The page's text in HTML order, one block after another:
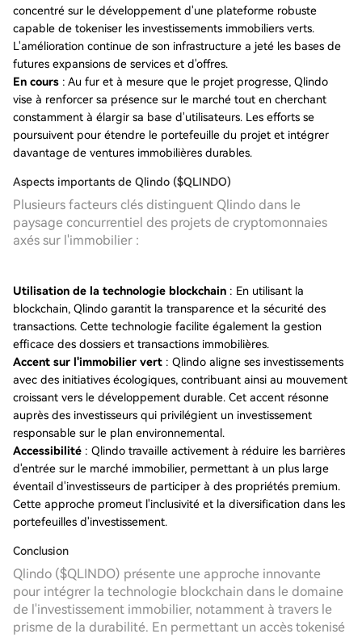
concentré sur le développement d'une plateforme robuste
capable de tokeniser les investissements immobiliers verts.
L'amélioration continue de son infrastructure a jeté les bases de
futures expansions de services et d'offres.
En cours : Au fur et à mesure que le projet progresse, Qlindo
vise à renforcer sa présence sur le marché tout en cherchant
constamment à élargir sa base d'utilisateurs. Les efforts se
poursuivent pour étendre le portefeuille du projet et intégrer
davantage de ventures immobilières durables.
Aspects importants de Qlindo ($QLINDO)
Plusieurs facteurs clés distinguent Qlindo dans le
paysage concurrentiel des projets de cryptomonnaies
axés sur l'immobilier :
Utilisation de la technologie blockchain : En utilisant la
blockchain, Qlindo garantit la transparence et la sécurité des
transactions. Cette technologie facilite également la gestion
efficace des dossiers et transactions immobilières.
Accent sur l'immobilier vert : Qlindo aligne ses investissements
avec des initiatives écologiques, contribuant ainsi au mouvement
croissant vers le développement durable. Cet accent résonne
auprès des investisseurs qui privilégient un investissement
responsable sur le plan environnemental.
Accessibilité : Qlindo travaille activement à réduire les barrières
d'entrée sur le marché immobilier, permettant à un plus large
éventail d'investisseurs de participer à des propriétés premium.
Cette approche promeut l'inclusivité et la diversification dans les
portefeuilles d'investissement.
Conclusion
Qlindo ($QLINDO) présente une approche innovante
pour intégrer la technologie blockchain dans le domaine
de l'investissement immobilier, notamment à travers le
prisme de la durabilité. En permettant un accès tokenisé